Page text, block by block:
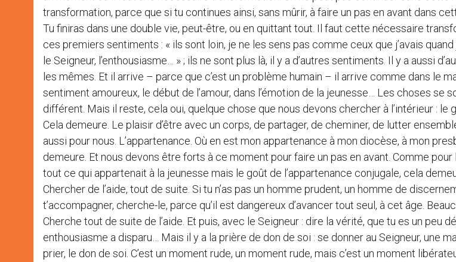
transformation, parce que si tu continues ainsi, sans mûrir, à faire un pas en avant dans
Tu finiras dans une double vie, peut-être, ou en quittant tout. Il faut cette nécessaire
ces premiers sentiments : « ils sont loin, je ne les sens pas comme ceux que j’avais quand
le Seigneur, l’enthousiasme… » ; ils ne sont plus là, il y a d’autres sentiments. Il y a aussi
les mêmes. Et il arrive – parce que c’est un problème humain – il arrive comme dans le
sentiment amoureux, le début de l’amour, dans l’émotion de la jeunesse… Les choses se
différent. Mais il reste, cela oui, quelque chose que nous devons chercher à l’intérieur : le
Cela demeure. Le plaisir d’être avec un corps, de partager, de cheminer, de lutter
aussi pour nous. L’appartenance. Où en est mon appartenance à mon diocèse, à mon
demeure. Et nous devons être forts à ce moment pour faire un pas en avant. Comme
tout ce qui appartenait à la jeunesse mais le goût de l’appartenance conjugale, cela
Chercher de l’aide, tout de suite. Si tu n’as pas un homme prudent, un homme de
t’accompagner, cherche-le, parce qu’il est dangereux d’avancer tout seul, à cet âge.
Cherche tout de suite de l’aide. Et puis, avec le Seigneur : dire la vérité, que tu es un peu
enthousiasme a disparu… Mais il y a la prière de don de soi : se donner au Seigneur, une
prier, le don de soi. C’est un moment rude, un moment rude, mais c’est un moment